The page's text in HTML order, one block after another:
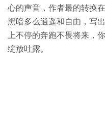
心的声音，作者最的转换
黑暗多么逍遥和自由，写
上不停的奔跑不畏将来，
绽放吐露。